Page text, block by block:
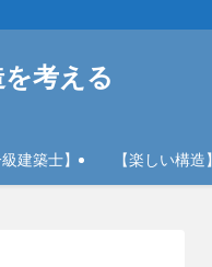
考える
級建築士】 【楽しい構造】